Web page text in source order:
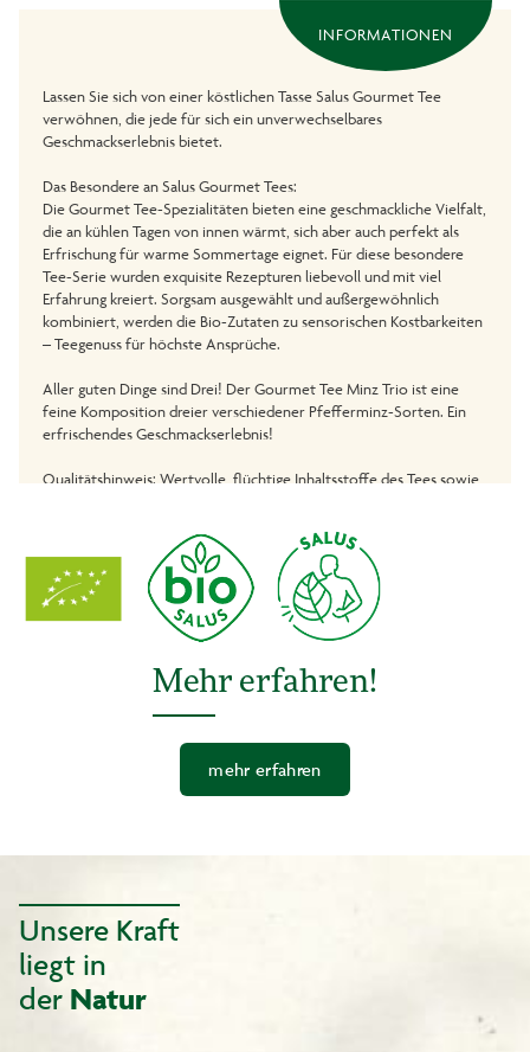
INFORMATIONEN
Lassen Sie sich von einer köstlichen Tasse Salus Gourmet Tee
verwöhnen, die jede für sich ein unverwechselbares
Geschmackserlebnis bietet.
Das Besondere an Salus Gourmet Tees:
Die Gourmet Tee-Spezialitäten bieten eine geschmackliche Vielfalt,
die an kühlen Tagen von innen wärmt, sich aber auch perfekt als
Erfrischung für warme Sommertage eignet. Für diese besondere
Tee-Serie wurden exquisite Rezepturen liebevoll und mit viel
Erfahrung kreiert. Sorgsam ausgewählt und außergewöhnlich
kombiniert, werden die Bio-Zutaten zu sensorischen Kostbarkeiten
– Teegenuss für höchste Ansprüche.
Aller guten Dinge sind Drei! Der Gourmet Tee Minz Trio ist eine
feine Komposition dreier verschiedener Pfefferminz-Sorten. Ein
erfrischendes Geschmackserlebnis!
Qualitätshinweis: Wertvolle, flüchtige Inhaltsstoffe des Tees sowie
Mehr erfahren!
mehr erfahren
Unsere Kraft
liegt in
der Natur